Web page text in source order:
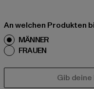
An welchen Produkten
MÄNNER
FRAUEN